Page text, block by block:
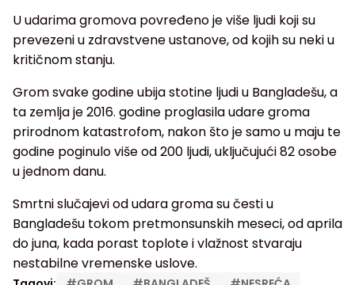
U udarima gromova povređeno je više ljudi koji su
prevezeni u zdravstvene ustanove, od kojih su neki u
kritičnom stanju.
Grom svake godine ubija stotine ljudi u Bangladešu, a
ta zemlja je 2016. godine proglasila udare groma
prirodnom katastrofom, nakon što je samo u maju te
godine poginulo više od 200 ljudi, uključujući 82 osobe
u jednom danu.
Smrtni slučajevi od udara groma su česti u
Bangladešu tokom pretmonsunskih meseci, od aprila
do juna, kada porast toplote i vlažnost stvaraju
nestabilne vremenske uslove.